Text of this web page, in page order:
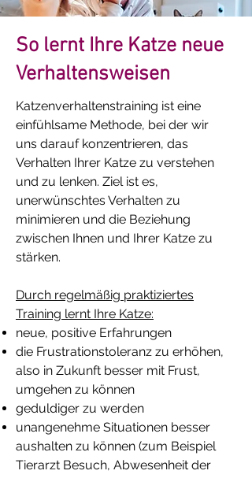
So lernt Ihre Katze neue
Verhaltensweisen
Katzenverhaltenstraining ist eine
einfühlsame Methode, bei der wir
uns darauf konzentrieren, das
Verhalten Ihrer Katze zu verstehen
und zu lenken. Ziel ist es,
unerwünschtes Verhalten zu
minimieren und die Beziehung
zwischen Ihnen und Ihrer Katze zu
stärken.
Durch regelmäßig praktiziertes
Training lernt Ihre Katze:
neue, positive Erfahrungen
die Frustrationstoleranz zu erhöhen,
also in Zukunft besser mit Frust,
umgehen zu können
geduldiger zu werden
unangenehme Situationen besser
aushalten zu können (zum Beispiel
Tierarzt Besuch, Abwesenheit der